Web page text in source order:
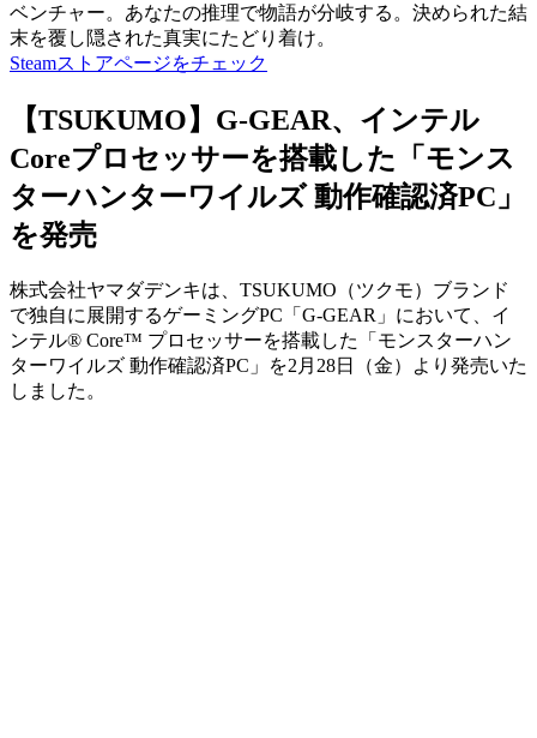
ベンチャー。あなたの推理で物語が分岐する。決められた結
末を覆し隠された真実にたどり着け。
Steamストアページをチェック
【TSUKUMO】G-GEAR、インテル
Coreプロセッサーを搭載した「モンス
ターハンターワイルズ 動作確認済PC」
を発売
株式会社ヤマダデンキは、TSUKUMO（ツクモ）ブランド
で独自に展開するゲーミングPC「G-GEAR」において、イ
ンテル® Core™ プロセッサーを搭載した「モンスターハン
ターワイルズ 動作確認済PC」を2月28日（金）より発売いた
しました。